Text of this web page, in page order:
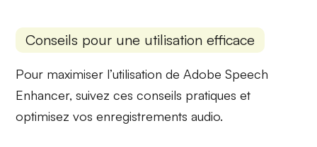
Conseils pour une utilisation efficace
Pour maximiser l’utilisation de Adobe Speech
Enhancer, suivez ces conseils pratiques et
optimisez vos enregistrements audio.